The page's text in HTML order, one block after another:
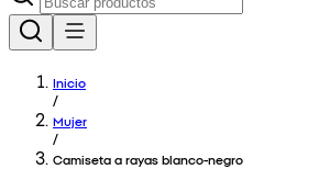
Inicio
/
Mujer
/
Camiseta a rayas blanco-negro